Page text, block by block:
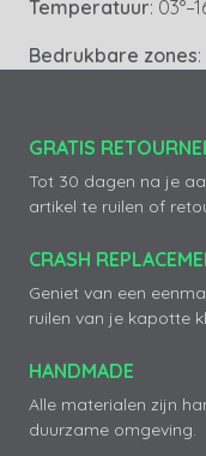
Temperatuur:
Bedrukbare zones
GRATIS
Tot 30 dagen na je
artikel te ruilen of
CRASH
Geniet van een
ruilen van je kapotte
HANDMADE
Alle materialen zijn
duurzame omgeving.